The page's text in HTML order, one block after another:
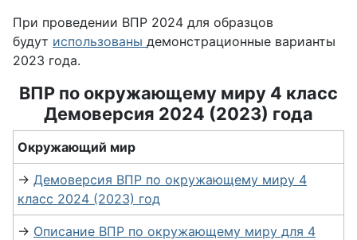
При проведении ВПР 2024 для образцов
будут использованы демонстрационные варианты
2023 года.
ВПР по окружающему миру 4 класс
Демоверсия 2024 (2023) года
Окружающий мир
→ Демоверсия ВПР по окружающему миру 4
класс 2024 (2023) год
→ Описание ВПР по окружающему миру для 4